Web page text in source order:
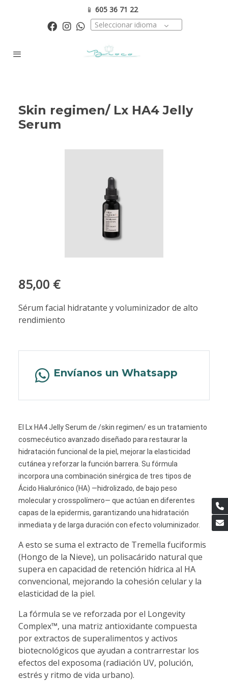
📱 605 36 71 22
Seleccionar idioma
Skin regimen/ Lx HA4 Jelly
Serum
85,00 €
Sérum facial hidratante y voluminizador de alto
rendimiento
Envíanos un Whatsapp
El Lx HA4 Jelly Serum de /skin regimen/ es un tratamiento
cosmecéutico avanzado diseñado para restaurar la
hidratación funcional de la piel, mejorar la elasticidad
cutánea y reforzar la función barrera. Su fórmula
incorpora una combinación sinérgica de tres tipos de
Ácido Hialurónico (HA) —hidrolizado, de bajo peso
molecular y crosspolímero— que actúan en diferentes
capas de la epidermis, garantizando una hidratación
inmediata y de larga duración con efecto voluminizador.
A esto se suma el extracto de Tremella fuciformis
(Hongo de la Nieve), un polisacárido natural que
supera en capacidad de retención hídrica al HA
convencional, mejorando la cohesión celular y la
elasticidad de la piel.
La fórmula se ve reforzada por el Longevity
Complex™, una matriz antioxidante compuesta
por extractos de superalimentos y activos
biotecnológicos que ayudan a contrarrestar los
efectos del exposoma (radiación UV, polución,
estrés y ritmo de vida urbano).